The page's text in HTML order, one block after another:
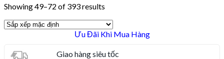
Showing 49–72 of 393 results
Ưu Đãi Khi Mua Hàng
Giao hàng siêu tốc